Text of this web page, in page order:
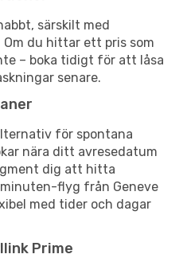
särskilt med
du hittar ett pris som
– boka tidigt för att låsa
senare.
för spontana
nära ditt avresedatum
dig att hitta
flyg från Geneve
med tider och dagar
Prime